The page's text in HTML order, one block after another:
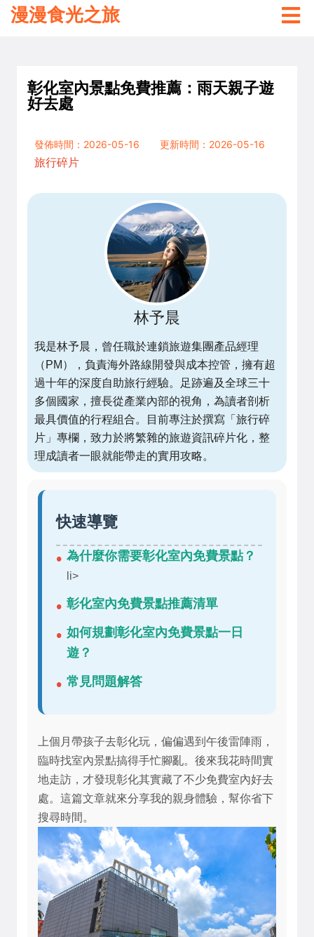
漫漫食光之旅
彰化室內景點免費推薦：雨天親子遊
好去處
發佈時間：2026-05-16
更新時間：2026-05-16
旅行碎片
林予晨
我是林予晨，曾任職於連鎖旅遊集團產品經理
（PM），負責海外路線開發與成本控管，擁有超
過十年的深度自助旅行經驗。足跡遍及全球三十
多個國家，擅長從產業內部的視角，為讀者剖析
最具價值的行程組合。目前專注於撰寫「旅行碎
片」專欄，致力於將繁雜的旅遊資訊碎片化，整
理成讀者一眼就能帶走的實用攻略。
快速導覽
為什麼你需要彰化室內免費景點？
li>
彰化室內免費景點推薦清單
如何規劃彰化室內免費景點一日
遊？
常見問題解答
上個月帶孩子去彰化玩，偏偏遇到午後雷陣雨，
臨時找室內景點搞得手忙腳亂。後來我花時間實
地走訪，才發現彰化其實藏了不少免費室內好去
處。這篇文章就來分享我的親身體驗，幫你省下
搜尋時間。